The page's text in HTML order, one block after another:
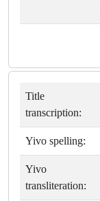
Title
transcription:
Yivo spelling:
Yivo
transliteration: